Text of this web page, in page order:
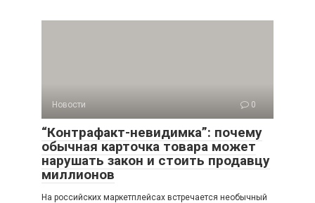
Новости 0
“Контрафакт-невидимка”: почему
обычная карточка товара может
нарушать закон и стоить продавцу
миллионов
На российских маркетплейсах встречается необычный